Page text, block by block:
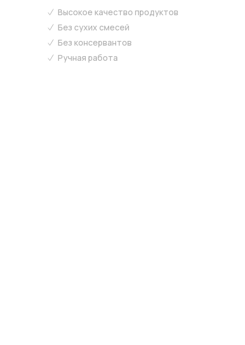
Высокое качество продуктов
Без сухих смесей
Без консервантов
Ручная работа